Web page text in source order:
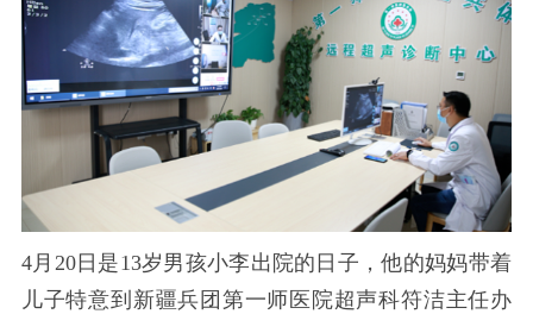
4月20日是13岁男孩小李出院的日子，他的妈妈带着
儿子特意到新疆兵团第一师医院超声科符洁主任办